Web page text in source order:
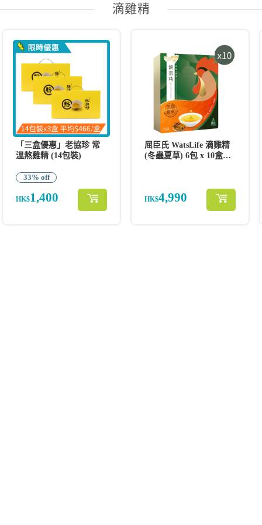
滴雞精
「三盒優惠」老協珍 常
溫熬雞精 (14包裝)
33% off
HK$1,400
屈臣氏 WatsLife 滴雞精
(冬蟲夏草) 6包 x 10盒
HK$4,990